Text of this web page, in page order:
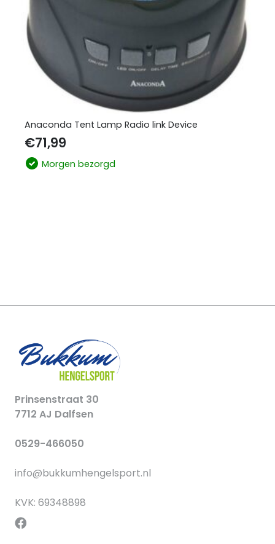
Anaconda Tent Lamp Radio link Device
€71,99
Morgen bezorgd
Prinsenstraat 30
7712 AJ Dalfsen
0529-466050
info@bukkumhengelsport.nl
KVK: 69348898